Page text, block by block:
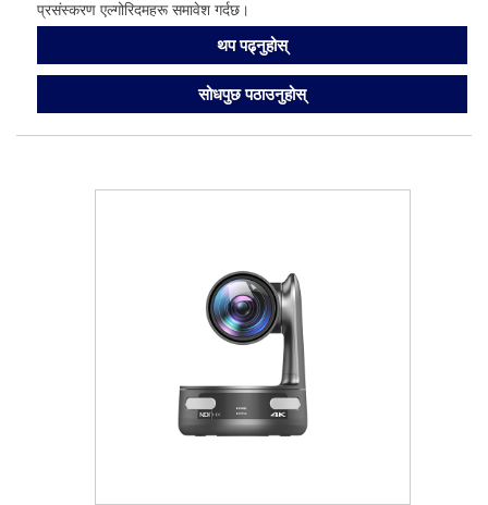
प्रसंस्करण एल्गोरिदमहरू समावेश गर्दछ।
थप पढ्नुहोस्
सोधपुछ पठाउनुहोस्